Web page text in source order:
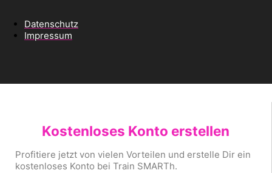
Datenschutz
Impressum
Kostenloses Konto erstellen
Profitiere jetzt von vielen Vorteilen und erstelle Dir ein
kostenloses Konto bei Train SMARTh.